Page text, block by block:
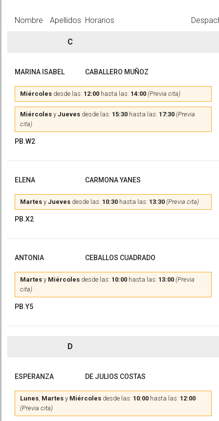
Nombre Apellidos Horarios
C
MARINA ISABEL CABALLERO MUÑOZ
Miércoles desde las: 12:00 hasta las: 14:00 (Previa cita)
Miércoles y Jueves desde las: 15:30 hasta las: 17:30 (Previa
cita)
PB.W2
ELENA CARMONA YANES
Martes y Jueves desde las: 10:30 hasta las: 13:30 (Previa cita)
PB.X2
ANTONIA CEBALLOS CUADRADO
Martes y Miércoles desde las: 10:00 hasta las: 13:00 (Previa
cita)
PB.Y5
D
ESPERANZA DE JULIOS COSTAS
Lunes, Martes y Miércoles desde las: 10:00 hasta las: 12:00
(Previa cita)